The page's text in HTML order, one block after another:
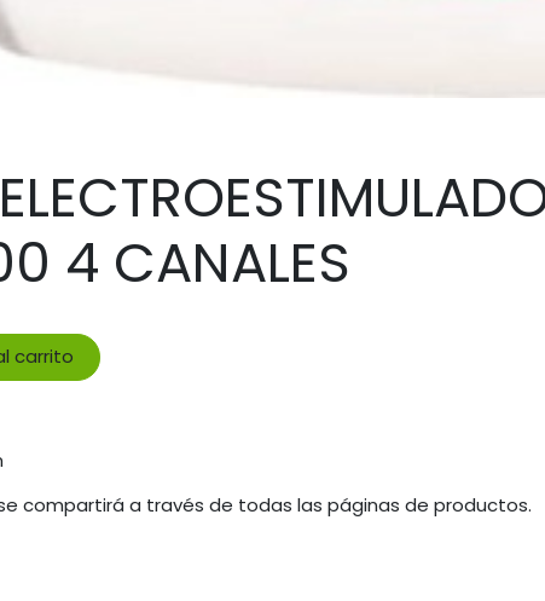
4 CANALES
carrito
compartirá a través de todas las páginas de productos.